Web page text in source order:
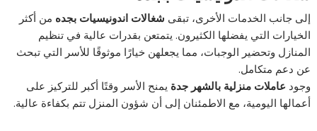
إلى جانب الخدمات الأخرى، تبقى شغالات اندونيسيات بجده من أكثر
الخيارات التي يفضلها الكثيرون. يتمتعن بقدرات عالية في تنظيم
المنازل وتحضير الوجبات، مما يجعلهن خيارًا موثوقًا للأسر التي تبحث
عن دعم متكامل.
وجود عاملات منزلية بالشهر جدة يمنح الأسر وقتًا أكبر للتركيز على
أعمالها اليومية، مع الاطمئنان إلى أن شؤون المنزل تتم بكفاءة عالية.